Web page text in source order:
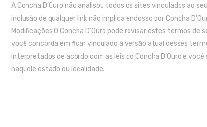
A Concha D’Ouro não analisou todos os sites vinculados ao
inclusão de qualquer link não implica endosso por Concha
Modificações O Concha D’Ouro pode revisar estes termos
você concorda em ficar vinculado à versão atual desses
interpretados de acordo com as leis do Concha D’Ouro e
naquele estado ou localidade.